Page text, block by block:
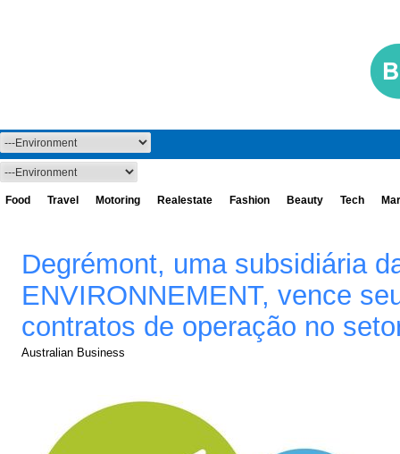
Food Travel Motoring Realestate Fashion Beauty Tech
Degrémont, uma subsidiária
ENVIRONNEMENT, vence
contratos de operação no
Australian Business